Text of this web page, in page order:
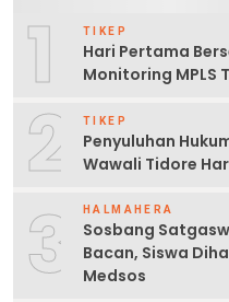
1 TIKEP
Hari Pertama
Monitoring MPLS
2 TIKEP
Penyuluhan
Wawali Tidore
3 HALMAHERA
Sosbang
Bacan, Siswa
Medsos